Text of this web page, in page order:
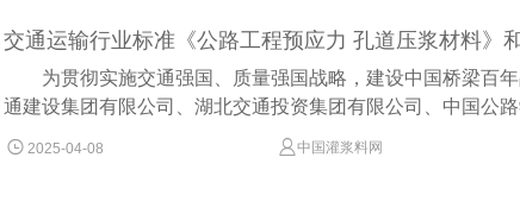
为贯彻实施交通强国、质量强国战略，建设中国桥梁百
通建设集团有限公司、湖北交通投资集团有限公司、中国公
 2025-04-08  中国灌浆料网